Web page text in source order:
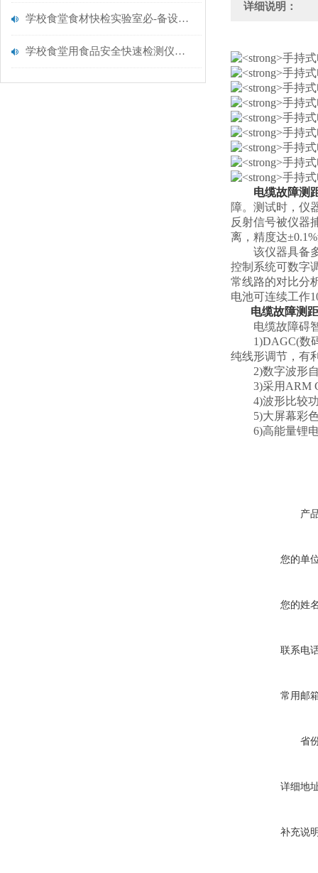
学校食堂食材快检实验室必-备设备清单【云唐仪器推荐】
学校食堂用食品安全快速检测仪器【行业推荐】云唐食品安全检测仪
详细说明：
电缆故障测
障。测试时，仪
反射信号被仪器
离，精度达
该仪器具备多
控制系统可数字
常线路的对比分
电池可连续工作
电缆故障测
电缆故障碍智
1)DAGC(数码
纯线形调节，有
2)数字波形自
3)采用ARM
4)波形比较功
5)大屏幕彩色
6)高能量锂电
产
您的单
您的姓
联系电
常用邮
省
详细地
补充说